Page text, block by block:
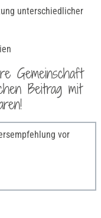
unterschiedlicher
Gemeinschaft
Beitrag mit
vor